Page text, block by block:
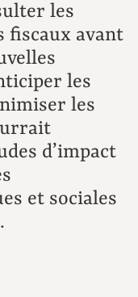
les
fiscaux avant
les
les
d’impact
et sociales